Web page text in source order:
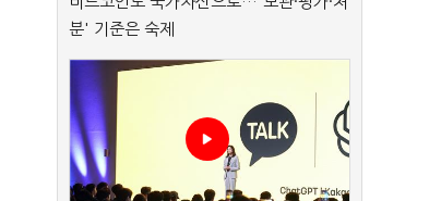
분' 기준은 숙제